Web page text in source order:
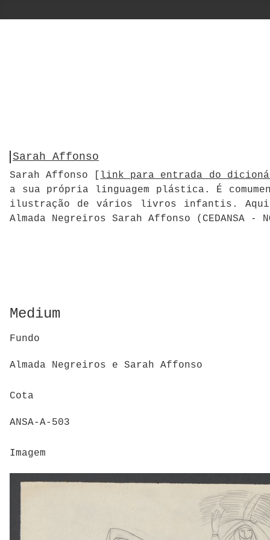
Sarah Affonso
Sarah Affonso [ link para entrada do
a sua própria linguagem plástica. É
ilustração de vários livros infantis. Aqui se
Almada Negreiros Sarah Affonso (CEDANSA
Medium
Fundo
Almada Negreiros e Sarah Affonso
Cota
ANSA-A-503
Imagem